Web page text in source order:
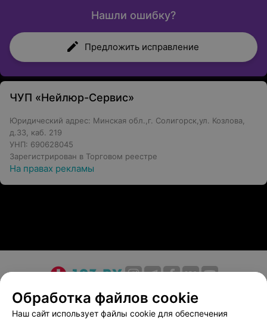
Нашли ошибку?
Предложить исправление
ЧУП «Нейлюр-Сервис»
Юридический адрес: Минская обл.,г. Солигорск,ул. Козлова,
д.33, каб. 219
УНП: 690628045
Зарегистрирован в Торговом реестре
На правах рекламы
О проекте Новости проекта
Размещение рекламы
Медицинский маркетинг
Публичный договор
Обработка файлов cookie
Наш сайт использует файлы cookie для обеспечения